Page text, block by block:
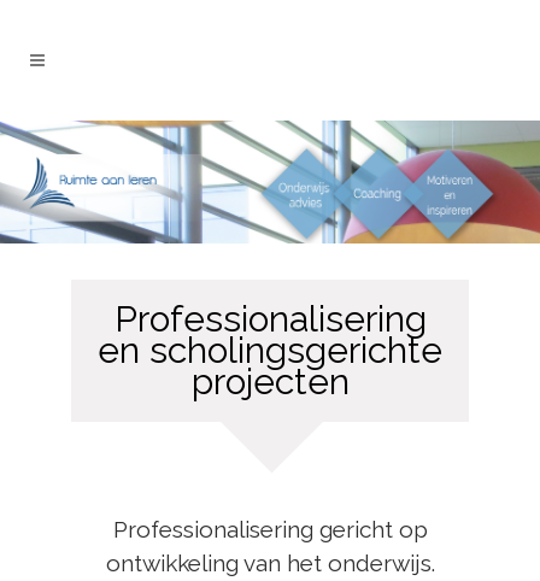
Professionalisering
en scholingsgerichte
projecten
Professionalisering gericht op
ontwikkeling van het onderwijs.